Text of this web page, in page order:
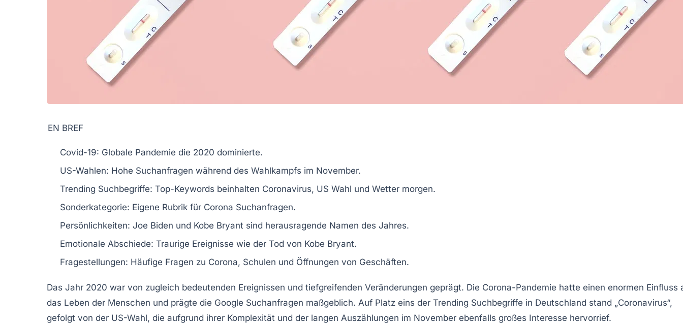
EN BREF
Covid-19: Globale Pandemie die 2020 dominierte.
US-Wahlen: Hohe Suchanfragen während des Wahlkampfs im November.
Trending Suchbegriffe: Top-Keywords beinhalten Coronavirus, US Wahl und Wetter morgen.
Sonderkategorie: Eigene Rubrik für Corona Suchanfragen.
Persönlichkeiten: Joe Biden und Kobe Bryant sind herausragende Namen des Jahres.
Emotionale Abschiede: Traurige Ereignisse wie der Tod von Kobe Bryant.
Fragestellungen: Häufige Fragen zu Corona, Schulen und Öffnungen von Geschäften.
Das Jahr 2020 war von zugleich bedeutenden Ereignissen und tiefgreifenden Veränderungen geprägt. Die Corona-Pandemie hatte einen enormen Einfluss
das Leben der Menschen und prägte die Google Suchanfragen maßgeblich. Auf Platz eins der Trending Suchbegriffe in Deutschland stand „Coronavirus“,
gefolgt von der US-Wahl, die aufgrund ihrer Komplexität und der langen Auszählungen im November ebenfalls großes Interesse hervorrief.